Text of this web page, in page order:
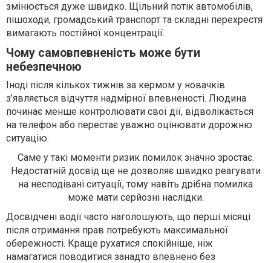
змінюється дуже швидко. Щільний потік автомобілів,
пішоходи, громадський транспорт та складні перехрестя
вимагають постійної концентрації.
Чому самовпевненість може бути
небезпечною
Іноді після кількох тижнів за кермом у новачків
з’являється відчуття надмірної впевненості. Людина
починає менше контролювати свої дії, відволікається
на телефон або перестає уважно оцінювати дорожню
ситуацію.
Саме у такі моменти ризик помилок значно зростає.
Недостатній досвід ще не дозволяє швидко реагувати
на несподівані ситуації, тому навіть дрібна помилка
може мати серйозні наслідки.
Досвідчені водії часто наголошують, що перші місяці
після отримання прав потребують максимальної
обережності. Краще рухатися спокійніше, ніж
намагатися поводитися занадто впевнено без